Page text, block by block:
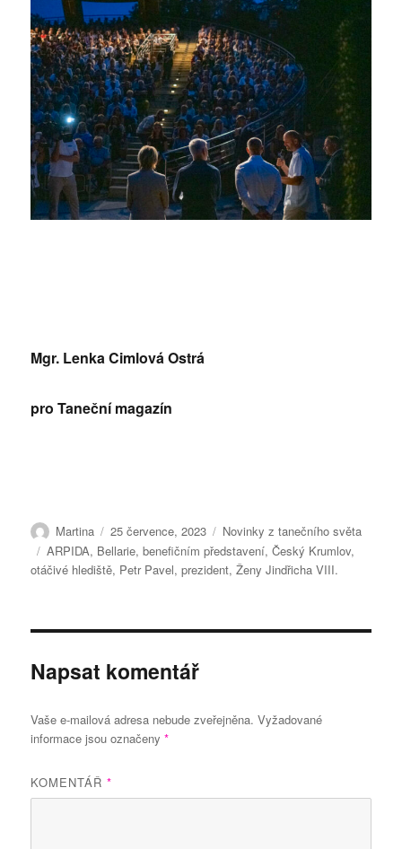
Mgr. Lenka Cimlová Ostrá
pro Taneční magazín
Autor:
Martina Publikováno:
25 července, 2023 Rubriky:
Novinky z tanečního světa
Štítky:
ARPIDA, Bellarie,benefičním představení,Český Krumlov,
otáčivé hlediště, Petr Pavel,prezident,Ženy Jindřicha VIII.
Napsat komentář
Vaše e-mailová adresa nebude zveřejněna. Vyžadované
informace jsou označeny*
KOMENTÁŘ*